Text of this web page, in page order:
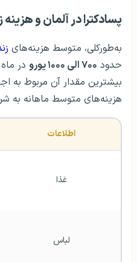
پسادکترا در آلمان و
به‌طورکلی، متوسط ​​هزینه‌های
حدود ۷۰۰ الی ۱۰۰۰ یورو
در
بیشترین مقدار آن مربوط به
هزینه‌های متوسط ​​ماهانه به
اطلاعات
غذا
لباس